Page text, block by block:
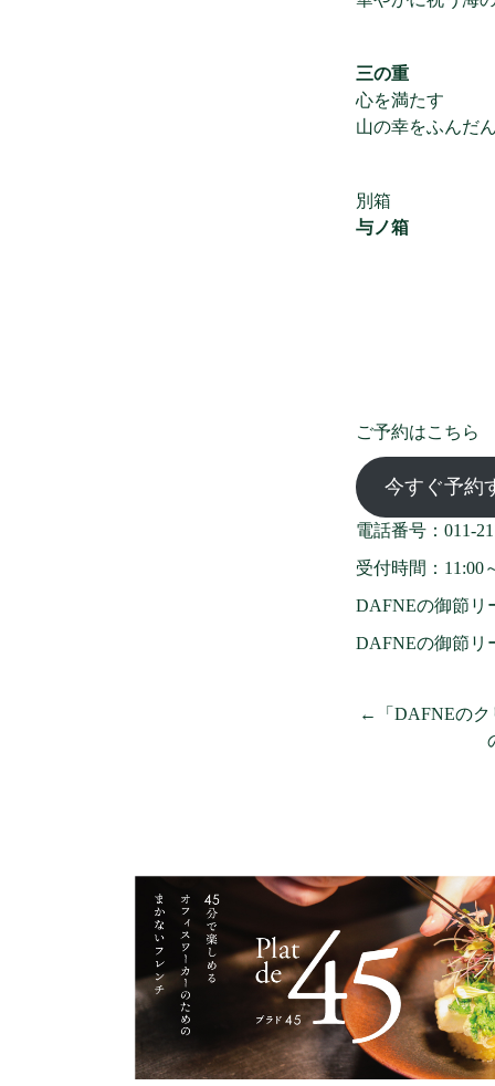
三の重
心を満たす
山の幸をふんだ
別箱
与ノ箱
ご予約はこちら
今すぐ予約
電話番号：011-
受付時間：11:00
DAFNEの御節リ
DAFNEの御節リ
←「DAFNEのク